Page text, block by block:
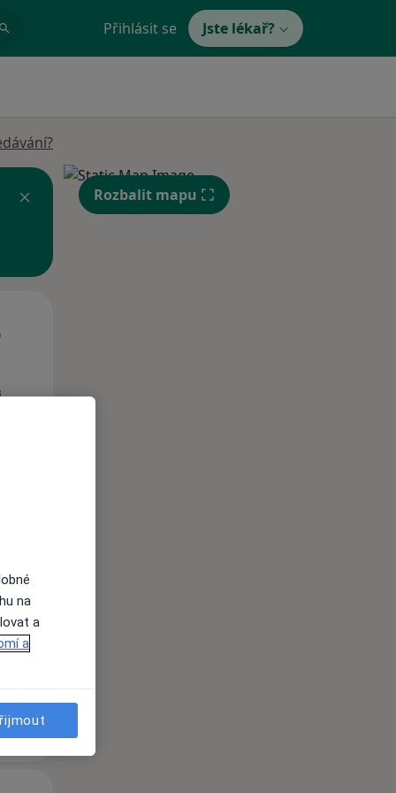
Přihlásit se Jste lékař?
Rozbalit mapu
na
a
a